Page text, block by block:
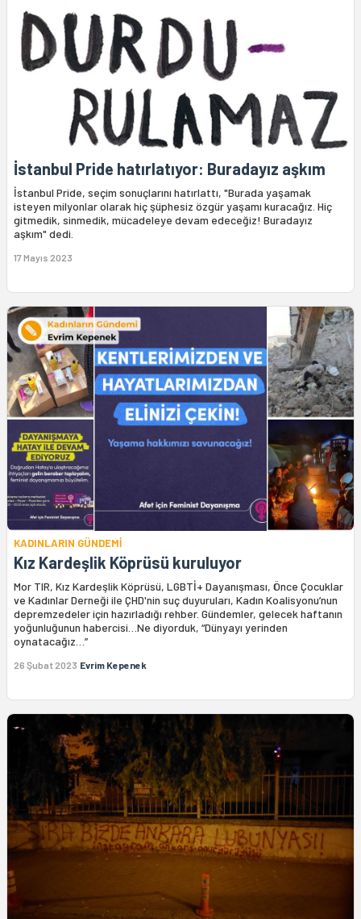
İstanbul Pride hatırlatıyor: Buradayız aşkım
İstanbul Pride, seçim sonuçlarını hatırlattı, "Burada yaşamak
isteyen milyonlar olarak hiç şüphesiz özgür yaşamı kuracağız. Hiç
gitmedik, sinmedik, mücadeleye devam edeceğiz! Buradayız
aşkım" dedi.
17 Mayıs 2023
KADINLARIN GÜNDEMİ
Kız Kardeşlik Köprüsü kuruluyor
Mor TIR, Kız Kardeşlik Köprüsü, LGBTİ+ Dayanışması, Önce Çocuklar
ve Kadınlar Derneği ile ÇHD'nin suç duyuruları, Kadın Koalisyonu’nun
depremzedeler için hazırladığı rehber. Gündemler, gelecek haftanın
yoğunluğunun habercisi…Ne diyorduk, “Dünyayı yerinden
oynatacağız…”
26 Şubat 2023 Evrim Kepenek